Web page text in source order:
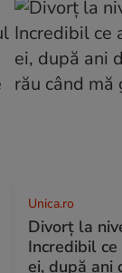
Unica.ro
Divorț la
Incredibil
ei, după ani